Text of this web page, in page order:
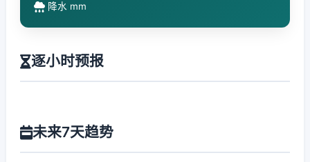
降水 mm
逐小时预报
未来7天趋势